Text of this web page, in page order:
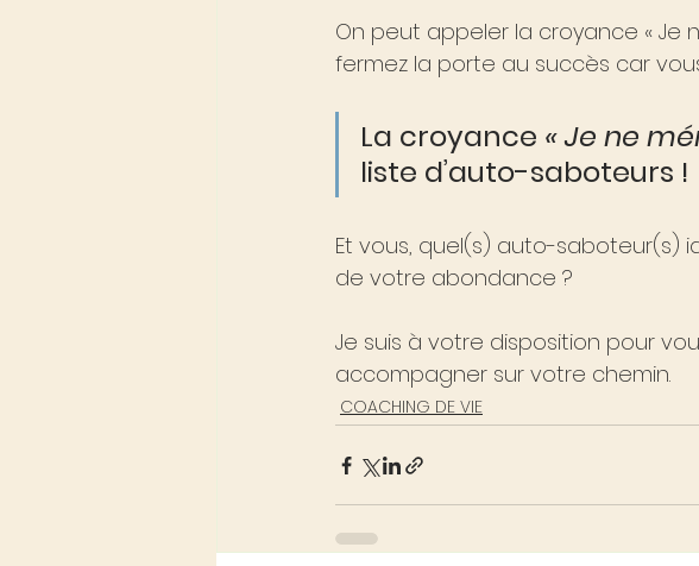
On peut appeler la croyance « Je
fermez la porte au succès car
La croyance « Je ne
liste d’auto-saboteurs !
Et vous, quel(s) auto-saboteur(s)
de votre abondance ?
Je suis à votre disposition pour
accompagner sur votre chemin.
COACHING DE VIE